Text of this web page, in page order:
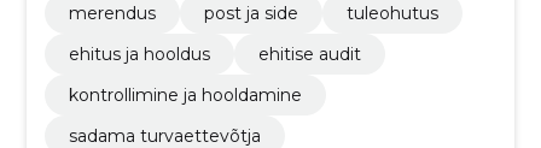
merendus
post ja side
tuleohutus
ehitus ja hooldus
ehitise audit
kontrollimine ja hooldamine
sadama turvaettevõtja